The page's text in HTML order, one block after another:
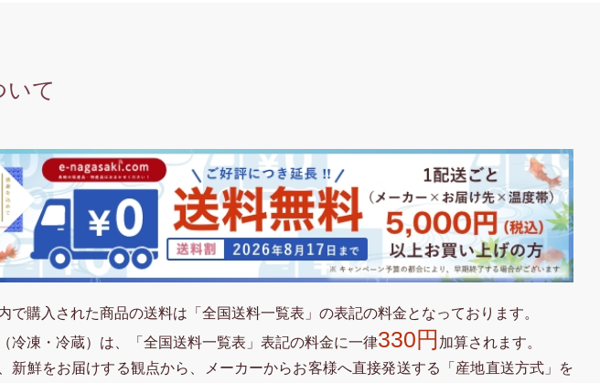
いて
で購入された商品の送料は「全国送料一覧表」の表記の料金となっております。
冷凍・冷蔵）は、「全国送料一覧表」表記の料金に一律330円 加算されます。
新鮮をお届けする観点から、メーカーからお客様へ直接発送する「産地直送方式」を